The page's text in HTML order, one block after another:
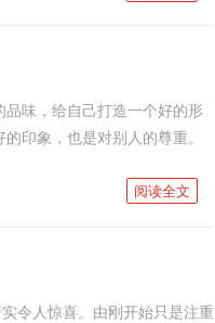
味，给自己打造一个好的形
印象，也是对别人的尊重。
阅读全文
令人惊喜。由刚开始只是注重